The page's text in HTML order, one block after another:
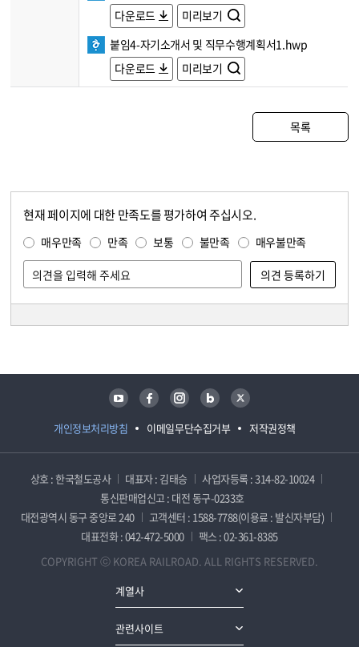
다운로드
미리보기
붙임4-자기소개서 및 직무수행계획서1.hwp
다운로드
미리보기
목록
현재 페이지에 대한 만족도를 평가하여 주십시오.
매우만족 만족 보통 불만족 매우불만족
개인정보처리방침 이메일무단수집거부 저작권정책
유튜브 페이스북 인스타그램 블로그 트위터
상호 : 한국철도공사 대표자 : 김태승
사업자등록 : 314-82-10024
통신판매업신고 : 대전 동구-0233호
대전광역시 동구 중앙로 240
고객센터 : 1588-7788(이용료 : 발신자부담)
대표전화 : 042-472-5000
팩스 : 02-361-8385
COPYRIGHT ⓒ KOREA RAILROAD. ALL RIGHTS RESERVED.
계열사
관련사이트